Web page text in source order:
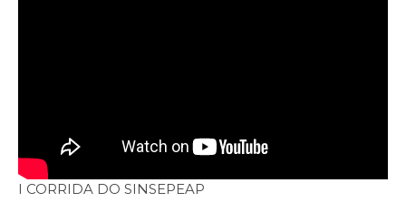
I CORRIDA DO SINSEPEAP